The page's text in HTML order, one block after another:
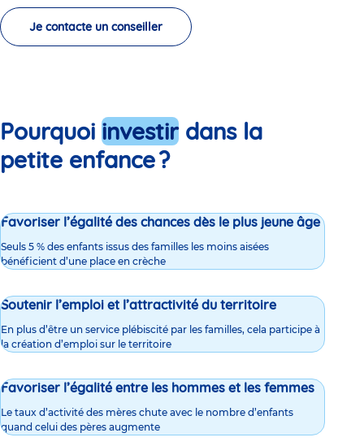
Je contacte un conseiller
Pourquoi investirdans la
petite enfance ?
Favoriser l’égalité des chances dès le plus jeune âge
Seuls 5 % des enfants issus des familles les moins aisées
bénéficient d’une place en crèche
Soutenir l’emploi et l’attractivité du territoire
En plus d’être un service plébiscité par les familles, cela participe à
la création d’emploi sur le territoire
Favoriser l’égalité entre les hommes et les femmes
Le taux d’activité des mères chute avec le nombre d’enfants
quand celui des pères augmente